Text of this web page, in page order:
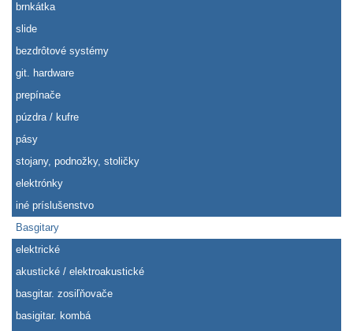
brnkátka
slide
bezdrôtové systémy
git. hardware
prepínače
púzdra / kufre
pásy
stojany, podnožky, stoličky
elektrónky
iné príslušenstvo
Basgitary
elektrické
akustické / elektroakustické
basgitar. zosiľňovače
basigitar. kombá